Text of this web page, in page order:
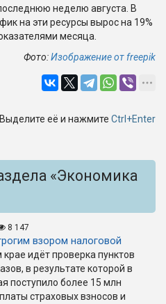
неделю августа. В
на эти ресурсы вырос на 19%
месяца.
Фото:Изображение от freepik
её и нажмите Ctrl+Enter
«Экономика
8 147
взором налоговой
идёт проверка пунктов
в результате которой в
поступило более 15 млн
страховых взносов и